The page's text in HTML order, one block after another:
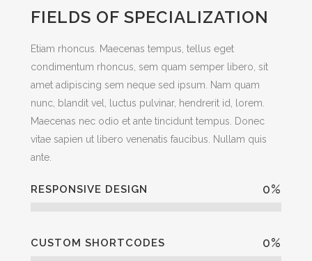
FIELDS OF SPECIALIZATION
Etiam rhoncus. Maecenas tempus, tellus eget
condimentum rhoncus, sem quam semper libero, sit
amet adipiscing sem neque sed ipsum. Nam quam
nunc, blandit vel, luctus pulvinar, hendrerit id, lorem.
Maecenas nec odio et ante tincidunt tempus. Donec
vitae sapien ut libero venenatis faucibus. Nullam quis
ante.
RESPONSIVE DESIGN 0%
CUSTOM SHORTCODES 0%